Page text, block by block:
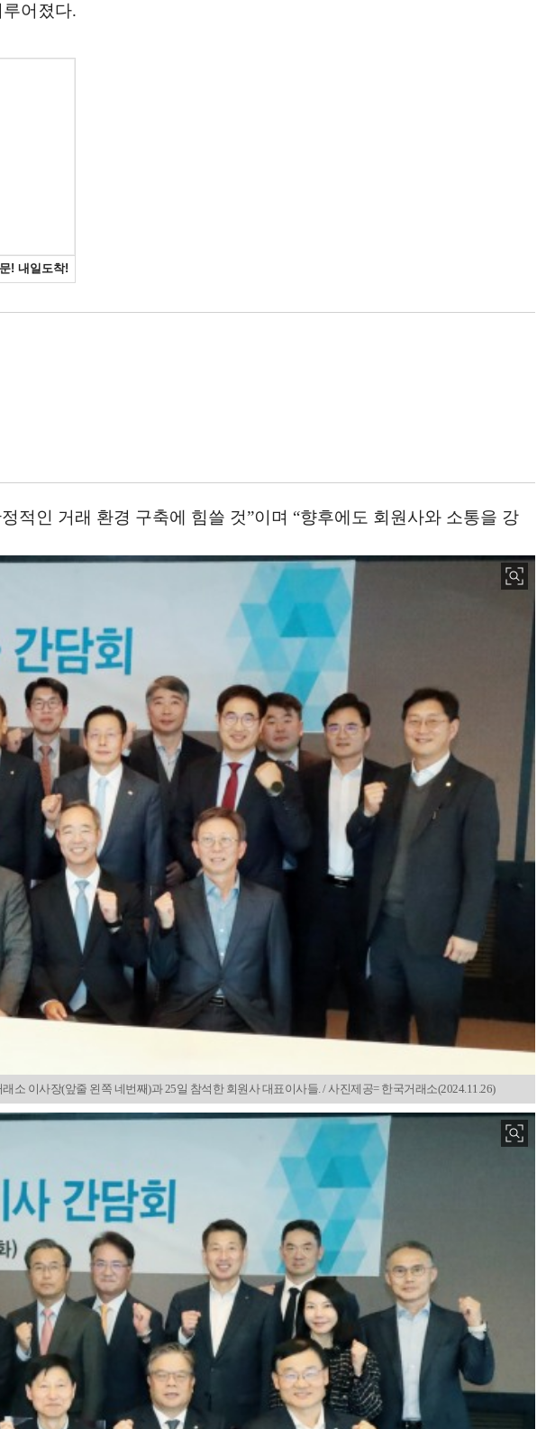
어졌다.
적인 거래 환경 구축에 힘쓸 것”이며 “향후에도 회원사와 소통을 강
이사장(앞줄 왼쪽 네번째)과 25일 참석한 회원사 대표이사들. / 사진제공= 한국거래소(2024.11.26)